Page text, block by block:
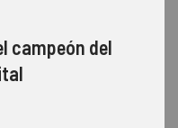
campeón del